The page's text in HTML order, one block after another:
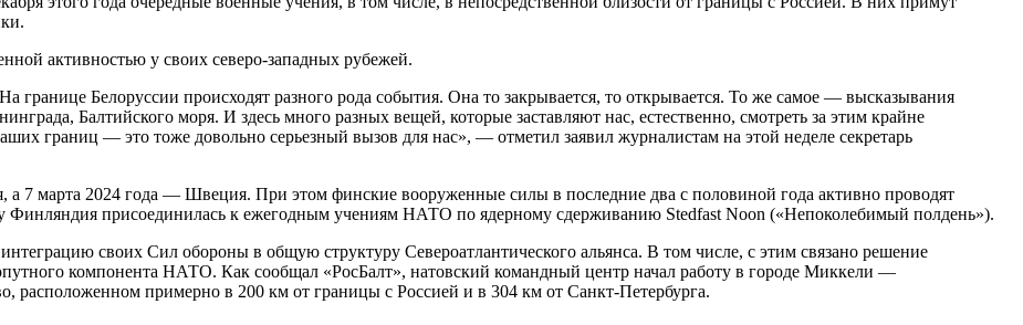
активностью у своих северо-западных рубежей.
границе Белоруссии происходят разного рода события. Она то закрывается, то открывается. То же самое — высказывания
Балтийского моря. И здесь много разных вещей, которые заставляют нас, естественно, смотреть за этим крайне
границ — это тоже довольно серьезный вызов для нас», — отметил заявил журналистам на этой неделе секретарь
7 марта 2024 года — Швеция. При этом финские вооруженные силы в последние два с половиной года активно проводят
Финляндия присоединилась к ежегодным учениям НАТО по ядерному сдерживанию Stedfast Noon («Непоколебимый полдень»).
своих Сил обороны в общую структуру Североатлантического альянса. В том числе, с этим связано решение
компонента НАТО. Как сообщал «РосБалт», натовский командный центр начал работу в городе Миккели —
примерно в 200 км от границы с Россией и в 304 км от Санкт-Петербурга.